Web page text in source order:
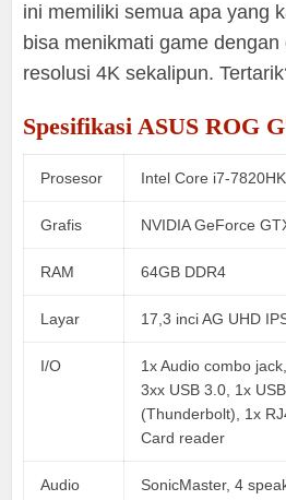
ini memiliki semua apa yang
bisa menikmati game
resolusi 4K sekalipun.
Spesifikasi ASUS ROG
Prosesor Intel Core i7-
Grafis NVIDIA GeForce
RAM 64GB DDR4
Layar 17,3 inci AG UHD
I/O
1x Audio combo
3xx USB 3.0, 1x
(Thunderbolt), 1x
Card reader
Audio SonicMaster, 4